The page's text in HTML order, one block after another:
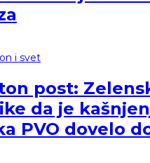
i svet
post:
da je
PVO dovelo